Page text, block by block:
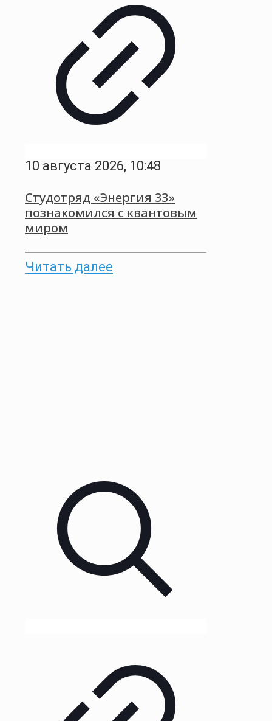
10 августа 2026, 10:48
Студотряд «Энергия 33»
познакомился с квантовым
миром
Читать далее